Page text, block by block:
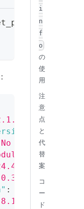
"2.1.2"
module
named
:
i
n
f
o
の
使
用
注
意
点
と
代
替
案
コ
ー
ド